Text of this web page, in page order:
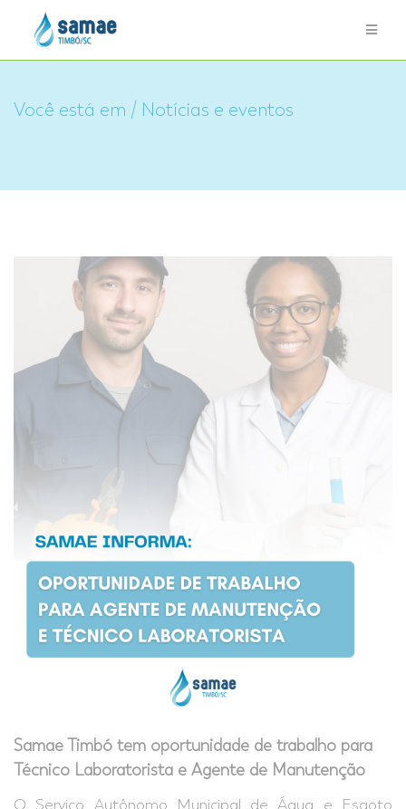
Você está em / Notícias e eventos
Samae Timbó tem oportunidade de trabalho para
Técnico Laboratorista e Agente de Manutenção
O Serviço Autônomo Municipal de Água e Esgoto